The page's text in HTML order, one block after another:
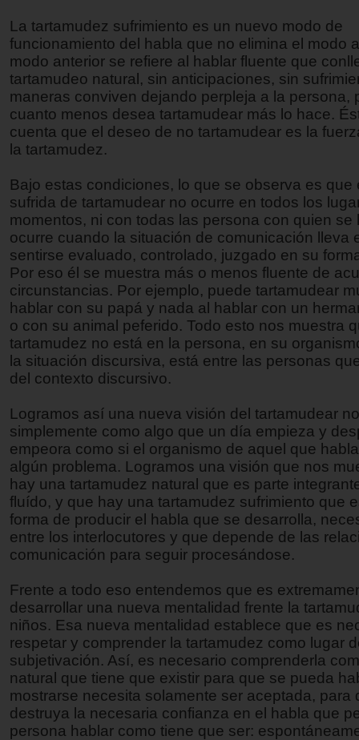
La tartamudez sufrimiento es un nuevo modo de
funcionamiento del habla que no elimina el modo
modo anterior se refiere al hablar fluente que
tartamudeo natural, sin anticipaciones, sin
maneras conviven dejando perpleja a la persona,
cuanto menos desea tartamudear más lo hace.
cuenta que el deseo de no tartamudear es la
la tartamudez.
Bajo estas condiciones, lo que se observa es que
sufrida de tartamudear no ocurre en todos los
momentos, ni con todas las persona con quien se
ocurre cuando la situación de comunicación lleva
sentirse evaluado, controlado, juzgado en su
Por eso él se muestra más o menos fluente de
circunstancias. Por ejemplo, puede tartamudear
hablar con su papá y nada al hablar con un
o con su animal peferido. Todo esto nos muestra
tartamudez no está en la persona, en su
la situación discursiva, está entre las personas
del contexto discursivo.
Logramos así una nueva visión del tartamudear no
simplemente como algo que un día empieza y
empeora como si el organismo de aquel que
algún problema. Logramos una visión que nos
hay una tartamudez natural que es parte
fluído, y que hay una tartamudez sufrimiento que
forma de producir el habla que se desarrolla,
entre los interlocutores y que depende de las
comunicación para seguir procesándose.
Frente a todo eso entendemos que es
desarrollar una nueva mentalidad frente la
niños. Esa nueva mentalidad establece que es
respetar y comprender la tartamudez como lugar
subjetivación. Así, es necesario comprenderla
natural que tiene que existir para que se pueda
mostrarse necesita solamente ser aceptada, para
destruya la necesaria confianza en el habla que
persona hablar como tiene que ser: